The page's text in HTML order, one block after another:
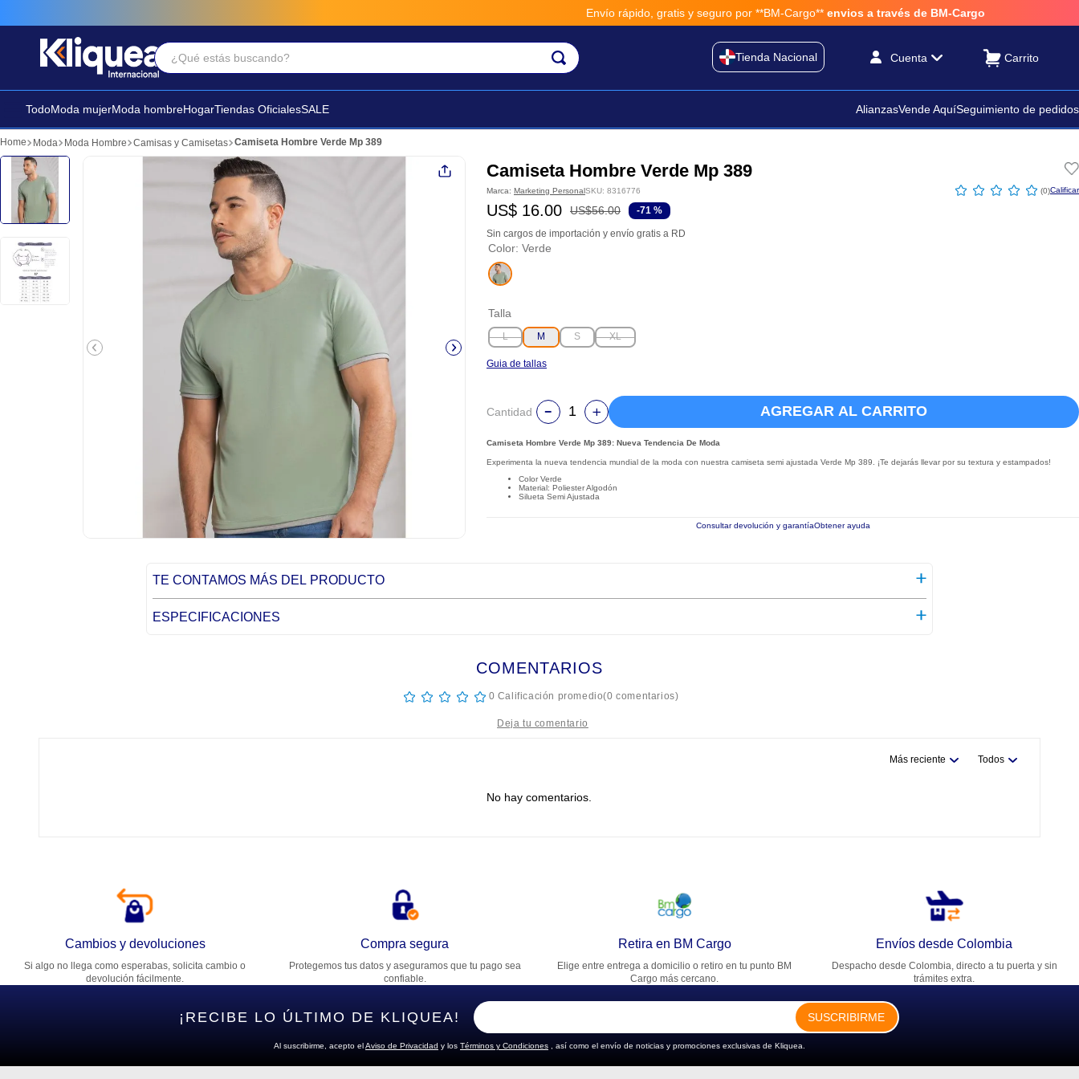
Envío rápido, gratis y seguro por **BM-Cargo** envios a través de BM-Cargo
¿Qué estás buscando?
Tienda Nacional Cuenta
TodoModa mujerModa hombreHogarTiendas OficialesSALE AlianzasVende AquíSeguimiento de pedidos
Moda Moda Hombre Camisas y Camisetas Camiseta Hombre Verde Mp 389
Camiseta Hombre Verde Mp 389
Marca: Marketing PersonalSKU: 8316776 ☆ ☆ ☆ ☆ ☆ (0)
US$ 16.00 US$56.00 -71 %
Sin cargos de importación y envío gratis a RD
Color: Verde
Talla
L M S XL
Guia de tallas
Cantidad AGREGAR AL CARRITO
Camiseta Hombre Verde Mp 389: Nueva Tendencia De Moda
Experimenta la nueva tendencia mundial de la moda con nuestra camiseta semi ajustada Verde Mp 389. ¡Te dejarás llevar por su textura y estampados!
Color Verde
Material: Poliester Algodón
Silueta Semi Ajustada
Consultar devolución y garantíaObtener ayuda
TE CONTAMOS MÁS DEL PRODUCTO
ESPECIFICACIONES
COMENTARIOS
☆ ☆ ☆ ☆ ☆ 0 Calificación promedio(0 comentarios)
Dirección de email
Escribe un comentario
Más reciente Todos
No hay comentarios.
Cambios y devoluciones
Si algo no llega como esperabas, solicita cambio o
devolución fácilmente.
Compra segura
Protegemos tus datos y aseguramos que tu pago sea
confiable.
Retira en BM Cargo
Elige entre entrega a domicilio o retiro en tu punto BM
Cargo más cercano.
Envíos desde Colombia
Despacho desde Colombia, directo a tu puerta y sin
trámites extra.
¡RECIBE LO ÚLTIMO DE KLIQUEA! SUSCRIBIRME
Al suscribirme, acepto elAviso de Privacidad y los Términos y Condiciones , así como el envío de noticias y promociones exclusivas de Kliquea.
Términos Más Buscados
2. futbol
3. sandalia